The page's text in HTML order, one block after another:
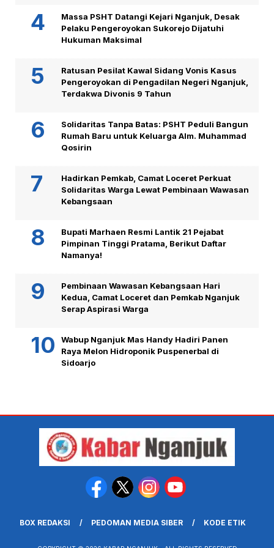
Massa PSHT Datangi Kejari Nganjuk, Desak
Pelaku Pengeroyokan Sukorejo Dijatuhi
Hukuman Maksimal
Ratusan Pesilat Kawal Sidang Vonis Kasus
Pengeroyokan di Pengadilan Negeri Nganjuk,
Terdakwa Divonis 9 Tahun
Solidaritas Tanpa Batas: PSHT Peduli Bangun
Rumah Baru untuk Keluarga Alm. Muhammad
Qosirin
Hadirkan Pemkab, Camat Loceret Perkuat
Solidaritas Warga Lewat Pembinaan Wawasan
Kebangsaan
Bupati Marhaen Resmi Lantik 21 Pejabat
Pimpinan Tinggi Pratama, Berikut Daftar
Namanya!
Pembinaan Wawasan Kebangsaan Hari
Kedua, Camat Loceret dan Pemkab Nganjuk
Serap Aspirasi Warga
Wabup Nganjuk Mas Handy Hadiri Panen
Raya Melon Hidroponik Puspenerbal di
Sidoarjo
BOX REDAKSI PEDOMAN MEDIA SIBER KODE ETIK